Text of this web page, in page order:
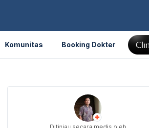
Komunitas Booking Dokter